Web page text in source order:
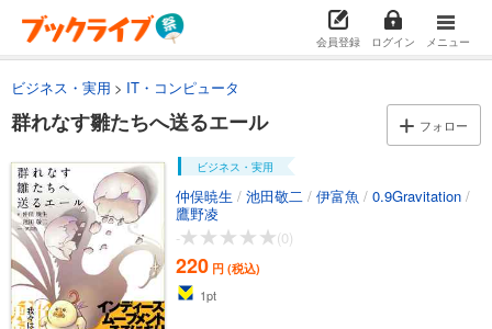
会員登録 ログイン メニュー
ビジネス・実用 IT・コンピュータ
群れなす雛たちへ送るエール フォロー
ビジネス・実用
仲俣暁生 / 池田敬二 / 伊富魚 / 0.9Gravitation /
鷹野凌
-
(0)
220 円 (税込)
1pt